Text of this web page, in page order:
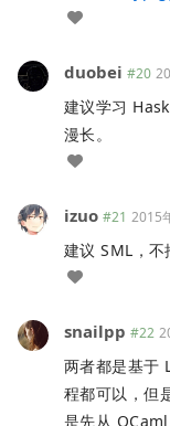
duobei #20
建议学习
漫长。
izuo #21 2015
建议 SML，
snailpp #22
两者都是基于
程都可以，但
是先从